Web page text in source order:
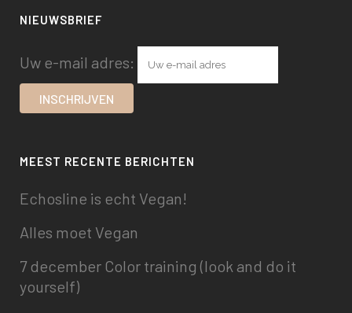
NIEUWSBRIEF
Uw e-mail adres:
MEEST RECENTE BERICHTEN
Echosline is echt Vegan!
Alles moet Vegan
7 december Color training (look and do it
yourself)